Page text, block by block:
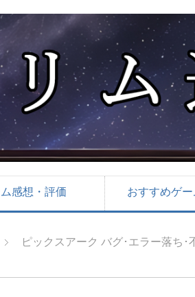
感想・評価 おすすめゲ
ピックスアーク バグ･エラー落ち･